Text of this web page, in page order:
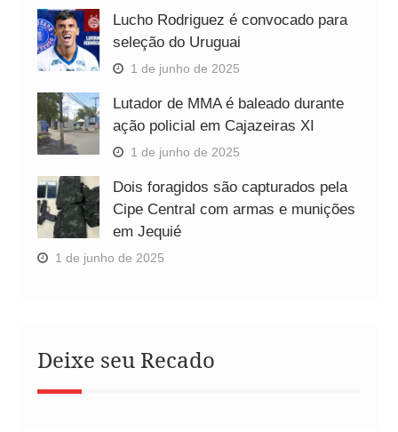
Lucho Rodriguez é convocado para
seleção do Uruguai
1 de junho de 2025
Lutador de MMA é baleado durante
ação policial em Cajazeiras XI
1 de junho de 2025
Dois foragidos são capturados pela
Cipe Central com armas e munições
em Jequié
1 de junho de 2025
Deixe seu Recado